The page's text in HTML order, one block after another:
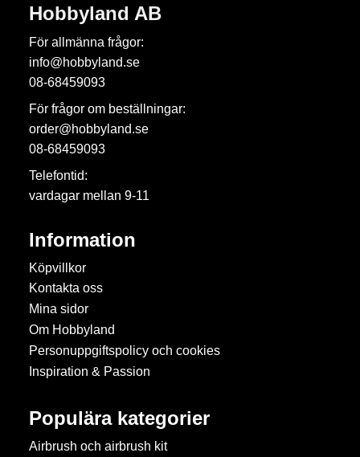
Hobbyland AB
För allmänna frågor:
info@hobbyland.se
08-68459093
För frågor om beställningar:
order@hobbyland.se
08-68459093
Telefontid:
vardagar mellan 9-11
Information
Köpvillkor
Kontakta oss
Mina sidor
Om Hobbyland
Personuppgiftspolicy och cookies
Inspiration & Passion
Populära kategorier
Airbrush och airbrush kit